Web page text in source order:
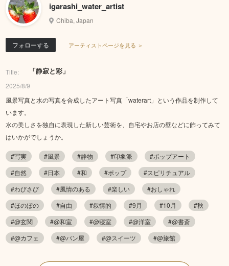
igarashi_water_artist
Chiba, Japan
フォローする アーティストページを見る ＞
Title: 「静寂と彩」
2025/8/9
風景写真と水の写真を合成したアート写真「waterart」という作品を制作して
います。
水の美しさを独自に表現した新しい芸術を、自宅やお店の壁などに飾ってみて
はいかがでしょうか。
#写実 #風景 #静物 #印象派
#ポップアート
#自然
#日本 #和 #ポップ
#スピリチュアル
#わびさび
#風情のある #楽しい
#おしゃれ
#ほのぼの
#自由 #叙情的 #9月 #10月
#秋
#@玄関
#@和室 #@寝室 #@洋室
#@書斎
#@カフェ
#@パン屋 #@スイーツ #@旅館